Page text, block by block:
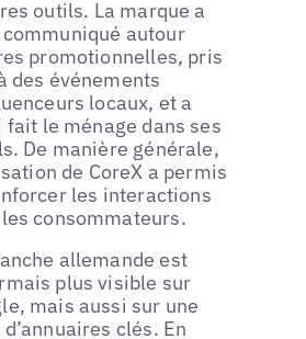
outils. La marque a
autour
promotionnelles, pris
des événements
locaux, et a
fait le ménage dans ses
De manière générale,
de CoreX a permis
les interactions
consommateurs.
allemande est
plus visible sur
mais aussi sur une
clés. En